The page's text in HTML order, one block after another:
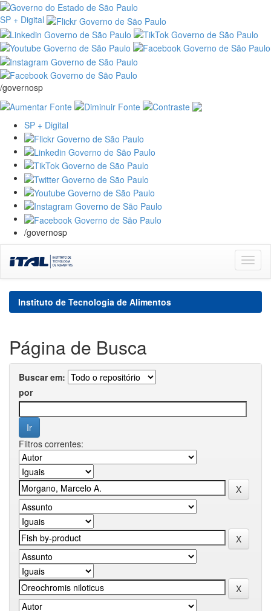
SP + Digital
/governosp
SP + Digital
/governosp
navigation
Instituto de Tecnologia de Alimentos
Página de Busca
Buscar em:
por
Filtros correntes: